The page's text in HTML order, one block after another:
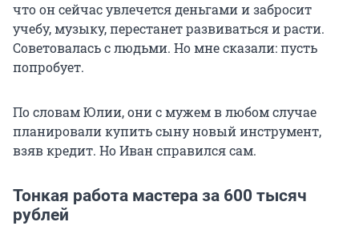
что он сейчас увлечется деньгами и забросит
учебу, музыку, перестанет развиваться и расти.
Советовалась с людьми. Но мне сказали: пусть
попробует.
По словам Юлии, они с мужем в любом случае
планировали купить сыну новый инструмент,
взяв кредит. Но Иван справился сам.
Тонкая работа мастера за 600 тысяч
рублей